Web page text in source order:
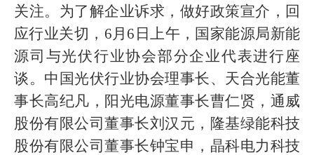
关注。为了解企业诉求，做好政策宣介，回
应行业关切， 6月 6 日上午，国家能源局新能
源司与光伏行业协会部分企业代表进行座
谈。中国光伏行业协会理事长、天合光能董
事长高纪凡，阳光电源董事长曹仁贤，通威
股份有限公司董事长刘汉元，隆基绿能科技
股份有限公司董事长钟宝申，晶科电力科技